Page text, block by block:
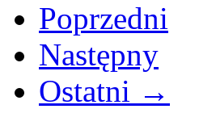
Poprzedni
Następny
Ostatni →